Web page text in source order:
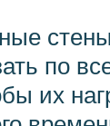
по
их